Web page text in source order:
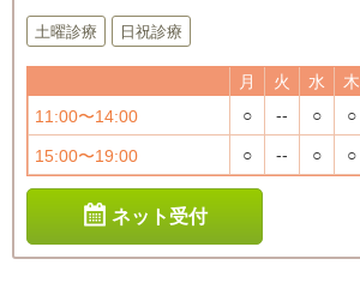
土曜診療 日祝診療
月 火 水 木
11:00〜14:00
○ -- ○ ○
15:00〜19:00 ○ -- ○ ○
ネット受付